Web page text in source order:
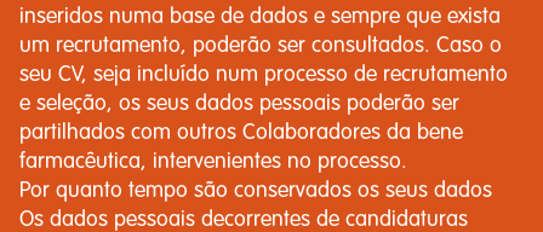
inseridos numa base de dados e sempre que exista
um recrutamento, poderão ser consultados. Caso o
seu CV, seja incluído num processo de recrutamento
e seleção, os seus dados pessoais poderão ser
partilhados com outros Colaboradores da bene
farmacêutica, intervenientes no processo.
Por quanto tempo são conservados os seus dados
Os dados pessoais decorrentes de candidaturas